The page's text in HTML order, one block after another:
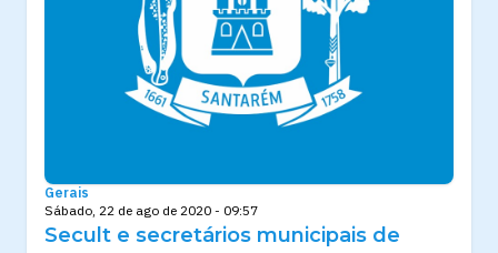
Gerais
Sábado, 22 de ago de 2020 - 09:57
Secult e secretários municipais de